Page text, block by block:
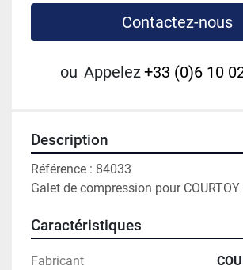
Contactez-nous
ou Appelez+33 (0)6 10
Description
Référence : 84033
Galet de compression pour COURTOY
Caractéristiques
Fabricant